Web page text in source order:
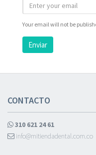
Your email will not be
Enviar
CONTACTO
310 621 24 61
info@mitiendadental.com.co